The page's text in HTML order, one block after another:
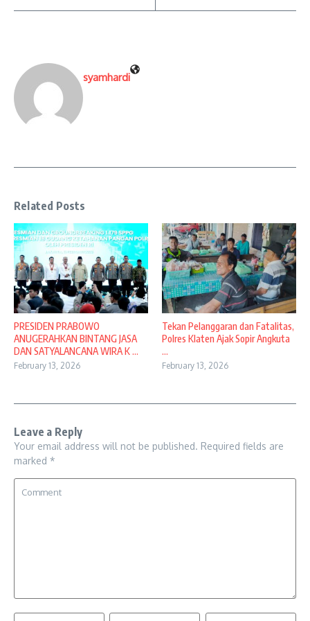
syamhardi
Related Posts
PRESIDEN PRABOWO
ANUGERAHKAN BINTANG JASA
DAN SATYALANCANA WIRA K ...
February 13, 2026
Tekan Pelanggaran dan Fatalitas,
Polres Klaten Ajak Sopir Angkuta
...
February 13, 2026
Leave a Reply
Your email address will not be published. Required fields are
marked *